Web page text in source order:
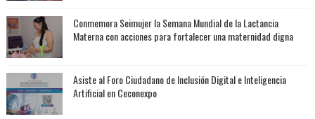
Conmemora Seimujer la Semana Mundial de la Lactancia
Materna con acciones para fortalecer una maternidad digna
Asiste al Foro Ciudadano de Inclusión Digital e Inteligencia
Artificial en Ceconexpo